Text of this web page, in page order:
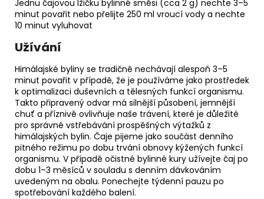
Jednu čajovou lžičku bylinné směsi (cca 2 g) nechte 3–5
minut povařit nebo přelijte 250 ml vroucí vody a nechte
10 minut vyluhovat
Užívání
Himálajské byliny se tradičně nechávají alespoň 3–5
minut povařit v případě, že je používáme jako prostředek
k optimalizaci duševních a tělesných funkcí organismu.
Takto připravený odvar má silnější působení, jemnější
chuť a příznivě ovlivňuje naše trávení, které je důležité
pro správné vstřebávání prospěšných výtažků z
himálajských bylin. Čaje pijeme jako součást denního
pitného režimu po dobu trvání obnovy kýžených funkcí
organismu. V případě očistné bylinné kury užívejte čaj po
dobu 1–3 měsíců v souladu s denním dávkováním
uvedeným na obalu. Ponechejte týdenní pauzu po
spotřebování každého balení.